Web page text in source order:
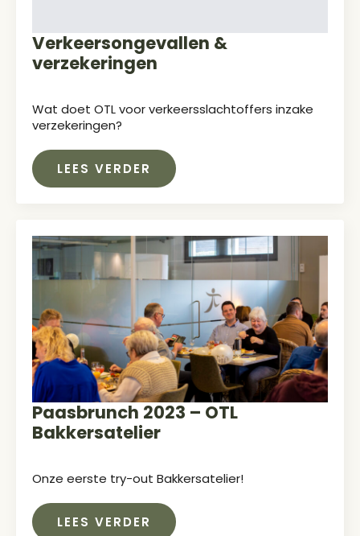
Verkeersongevallen &
verzekeringen
Wat doet OTL voor verkeersslachtoffers inzake
verzekeringen?
LEES VERDER
Paasbrunch 2023 – OTL
Bakkersatelier
Onze eerste try-out Bakkersatelier!
LEES VERDER